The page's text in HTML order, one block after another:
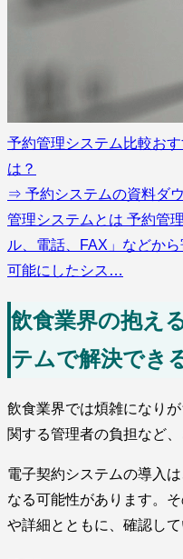
予約管理システム比較お
は？
⇒ 予約システムの資料ダ
管理システムとは 予約管
ル、電話、FAX」などか
可能にしたシス…
飲食業界の抱え
テムで解決でき
飲食業界では煩雑になり
関する管理者の負担など
電子契約システムの導入
なる可能性があります。
や詳細とともに、確認して